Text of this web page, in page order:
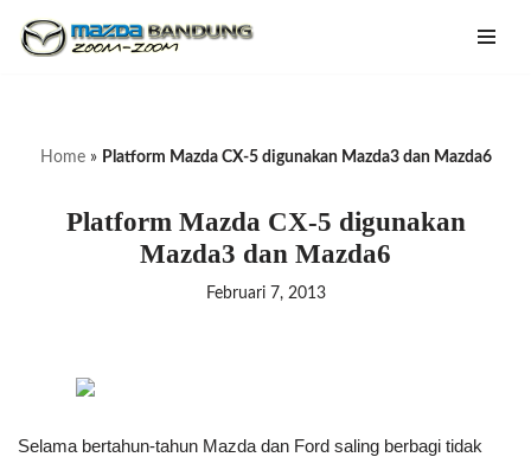
Home» Platform Mazda CX-5 digunakan Mazda3 dan Mazda6
Platform Mazda CX-5 digunakan
Mazda3 dan Mazda6
Februari 7, 2013
Selama bertahun-tahun Mazda dan Ford saling berbagi tidak